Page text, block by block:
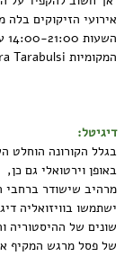
אירועי הזיקוקים בלה
המקומיות Sara Tarabulsi ו Beatbox Ray.
דיגיטל:
בגלל הקורונה הוחלט
באופן וירטואלי גם
מרהיב שישודר ברחבי
ישתמשו בוויזואליה
שונים של ההיסטוריה
של פסל מרגש המקיף